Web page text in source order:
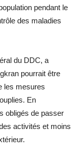
pendant le
des maladies
du DDC, a
pourrait être
les mesures
En
obligés de passer
activités et moins